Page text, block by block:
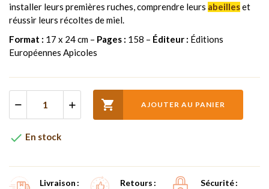
installer leurs premières ruches, comprendre leurs abeilleset
réussir leurs récoltes de miel.
Format : 17 x 24 cm – Pages : 158 – Éditeur : Éditions
Européennes Apicoles
 AJOUTER AU PANIER
 En stock
Livraison Retours Sécurité